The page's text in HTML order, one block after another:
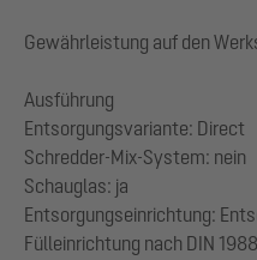
Gewährleistung auf den
Ausführung
Entsorgungsvariante: Direct
Schredder-Mix-System: nein
Schauglas: ja
Entsorgungseinrichtung:
Fülleinrichtung nach DIN